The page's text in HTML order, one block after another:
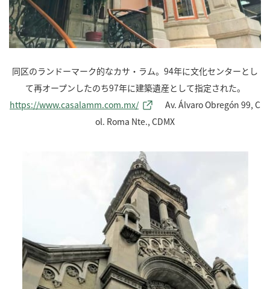
同区のランドーマーク的なカサ・ラム。94年に文化センターとし
て再オープンしたのち97年に建築遺産として指定された。
https://www.casalamm.com.mx/
Av. Álvaro Obregón 99, C
ol. Roma Nte., CDMX